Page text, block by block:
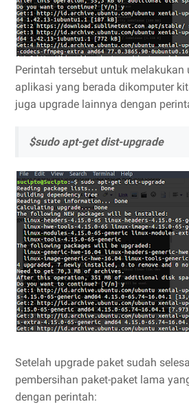
Perintah tersebut untuk melakukan
aplikasi yang berada dikomputer
juga upgrade lainnya dengan
$sudo apt-get dist-upgrade
Setelah upgrade paket sudah
pembersihan paket-paket lama
dengan perintah: